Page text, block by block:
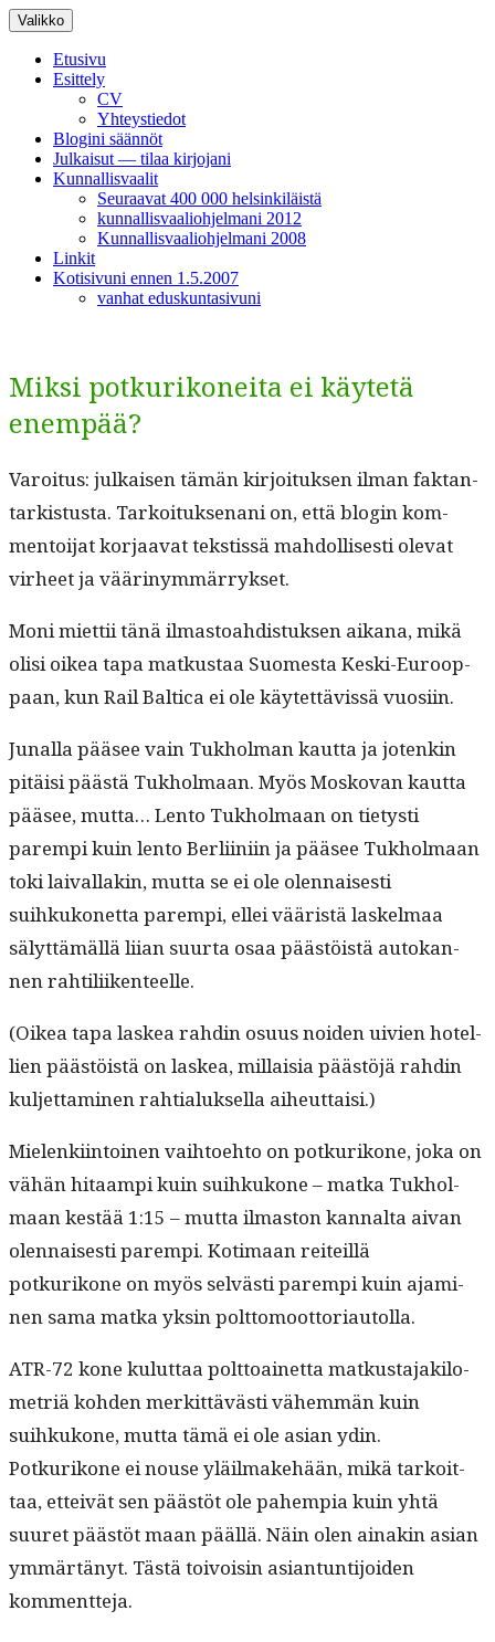
Siirry
sisältöön
Valikko
Etusivu
Esittely
CV
Yhteystiedot
Blogini säännöt
Julkaisut — tilaa kirjojani
Kunnallisvaalit
Seuraavat 400 000 helsinkiläistä
kunnallisvaaliohjelmani 2012
Kunnallisvaaliohjelmani 2008
Linkit
Kotisivuni ennen 1.5.2007
vanhat eduskuntasivuni
Miksi potkurikoneita ei käytetä
enempää?
Varoi­tus: julkaisen tämän kir­joituk­sen ilman fak­tan­
ta­rk­istus­ta. Tarkoituk­se­nani on, että blo­gin kom­
men­toi­jat kor­jaa­vat tek­stis­sä mah­dol­lis­es­ti ole­vat
virheet ja väärinymmärrykset.
Moni miet­tii tänä ilmas­toahdis­tuk­sen aikana, mikä
olisi oikea tapa matkus­taa Suomes­ta Kes­ki-Euroop­
paan, kun Rail Balti­ca ei ole käytet­tävis­sä vuosiin.
Junal­la pääsee vain Tukhol­man kaut­ta ja jotenkin
pitäisi päästä Tukhol­maan. Myös Mosko­van kaut­ta
pääsee, mut­ta… Lento Tukhol­maan on tietysti
parem­pi kuin lento Berli­ini­in ja pääsee Tukhol­maan
toki laival­lakin, mut­ta se ei ole olen­nais­es­ti
suihkukonet­ta parem­pi, ellei vääristä laskel­maa
sälyt­tämäl­lä liian suur­ta osaa päästöistä autokan­
nen rahtiliikenteelle.
(Oikea tapa laskea rahdin osu­us noiden uiv­ien hotel­
lien päästöistä on laskea, mil­laisia päästöjä rahdin
kul­jet­ta­mi­nen rah­tialuk­sel­la aiheuttaisi.)
Mie­lenki­in­toinen vai­h­toe­hto on potkurikone, joka on
vähän hitaampi kuin suihkukone – mat­ka Tukhol­
maan kestää 1:15 – mut­ta ilmas­ton kannal­ta aivan
olen­nais­es­ti parem­pi. Koti­maan reit­eil­lä
potkurikone on myös selvästi parem­pi kuin ajami­
nen sama mat­ka yksin polttomoottoriautolla.
ATR-72 kone kulut­taa polt­toainet­ta matkus­ta­jak­ilo­
metriä kohden merkit­tävästi vähem­män kuin
suihkukone, mut­ta tämä ei ole asian ydin.
Potkurikone ei nouse yläil­make­hään, mikä tarkoit­
taa, etteivät sen päästöt ole pahempia kuin yhtä
suuret päästöt maan pääl­lä. Näin olen ainakin asian
ymmärtänyt. Tästä toivoisin asiantun­ti­joiden
kommentteja.